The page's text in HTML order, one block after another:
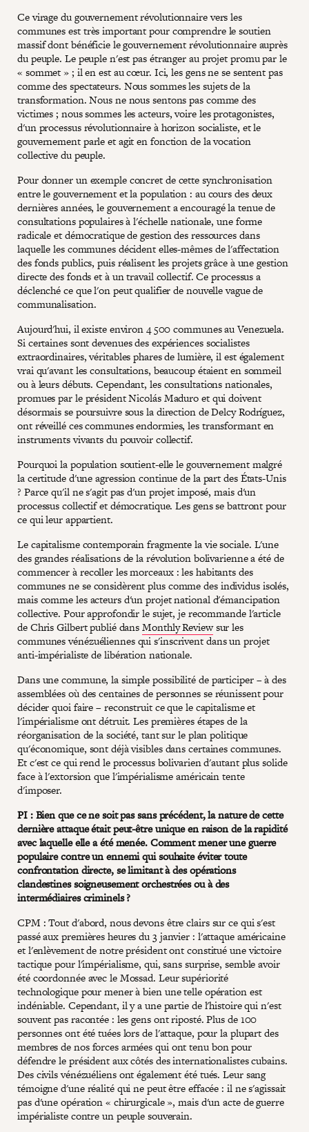
Ce virage du gouvernement révolutionnaire vers les
communes est très important pour comprendre le soutien
massif dont bénéficie le gouvernement révolutionnaire auprès
du peuple. Le peuple n'est pas étranger au projet promu par le
« sommet » ; il en est au cœur. Ici, les gens ne se sentent pas
comme des spectateurs. Nous sommes les sujets de la
transformation. Nous ne nous sentons pas comme des
victimes ; nous sommes les acteurs, voire les protagonistes,
d'un processus révolutionnaire à horizon socialiste, et le
gouvernement parle et agit en fonction de la vocation
collective du peuple.
Pour donner un exemple concret de cette synchronisation
entre le gouvernement et la population : au cours des deux
dernières années, le gouvernement a encouragé la tenue de
consultations populaires à l'échelle nationale, une forme
radicale et démocratique de gestion des ressources dans
laquelle les communes décident elles-mêmes de l'affectation
des fonds publics, puis réalisent les projets grâce à une gestion
directe des fonds et à un travail collectif. Ce processus a
déclenché ce que l'on peut qualifier de nouvelle vague de
communalisation.
Aujourd'hui, il existe environ 4 500 communes au Venezuela.
Si certaines sont devenues des expériences socialistes
extraordinaires, véritables phares de lumière, il est également
vrai qu'avant les consultations, beaucoup étaient en sommeil
ou à leurs débuts. Cependant, les consultations nationales,
promues par le président Nicolás Maduro et qui doivent
désormais se poursuivre sous la direction de Delcy Rodríguez,
ont réveillé ces communes endormies, les transformant en
instruments vivants du pouvoir collectif.
Pourquoi la population soutient-elle le gouvernement malgré
la certitude d'une agression continue de la part des États-Unis
? Parce qu'il ne s'agit pas d'un projet imposé, mais d'un
processus collectif et démocratique. Les gens se battront pour
ce qui leur appartient.
Le capitalisme contemporain fragmente la vie sociale. L'une
des grandes réalisations de la révolution bolivarienne a été de
commencer à recoller les morceaux : les habitants des
communes ne se considèrent plus comme des individus isolés,
mais comme les acteurs d'un projet national d'émancipation
collective. Pour approfondir le sujet, je recommande l'article
de Chris Gilbert publié dansMonthly Reviewsur les
communes vénézuéliennes qui s'inscrivent dans un projet
anti-impérialiste de libération nationale.
Dans une commune, la simple possibilité de participer – à des
assemblées où des centaines de personnes se réunissent pour
décider quoi faire – reconstruit ce que le capitalisme et
l'impérialisme ont détruit. Les premières étapes de la
réorganisation de la société, tant sur le plan politique
qu'économique, sont déjà visibles dans certaines communes.
Et c'est ce qui rend le processus bolivarien d'autant plus solide
face à l'extorsion que l'impérialisme américain tente
d'imposer.
PI : Bien que ce ne soit pas sans précédent, la nature de cette
dernière attaque était peut-être unique en raison de la rapidité
avec laquelle elle a été menée. Comment mener une guerre
populaire contre un ennemi qui souhaite éviter toute
confrontation directe, se limitant à des opérations
clandestines soigneusement orchestrées ou à des
intermédiaires criminels ?
CPM : Tout d'abord, nous devons être clairs sur ce qui s'est
passé aux premières heures du 3 janvier : l'attaque américaine
et l'enlèvement de notre président ont constitué une victoire
tactique pour l'impérialisme, qui, sans surprise, semble avoir
été coordonnée avec le Mossad. Leur supériorité
technologique pour mener à bien une telle opération est
indéniable. Cependant, il y a une partie de l'histoire qui n'est
souvent pas racontée : les gens ont riposté. Plus de 100
personnes ont été tuées lors de l'attaque, pour la plupart des
membres de nos forces armées qui ont tenu bon pour
défendre le président aux côtés des internationalistes cubains.
Des civils vénézuéliens ont également été tués. Leur sang
témoigne d'une réalité qui ne peut être effacée : il ne s'agissait
pas d'une opération « chirurgicale », mais d'un acte de guerre
impérialiste contre un peuple souverain.